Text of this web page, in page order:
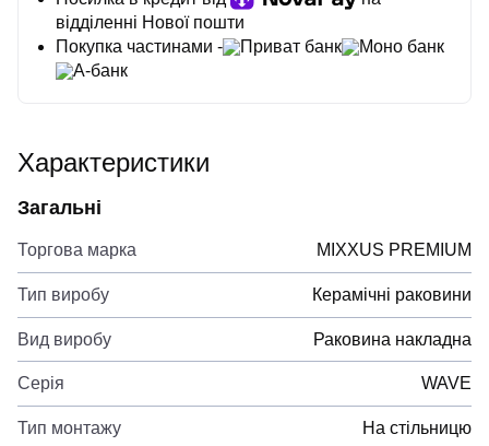
відділенні Нової пошти
Покупка частинами -
Приват банк
Моно банк
А-банк
Характеристики
Загальні
Торгова марка MIXXUS PREMIUM
Тип виробу Керамічні раковини
Вид виробу Раковина накладна
Серія WAVE
Тип монтажу На стільницю